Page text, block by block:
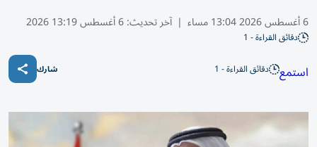
6 أغسطس 2026 13:04 مساء | آخر تحديث:6 أغسطس 13:19 2026
دقائق القراءة - 1
استمع دقائق القراءة - 1 شارك